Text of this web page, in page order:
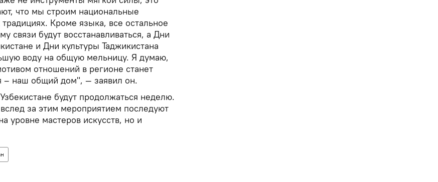
что мы строим национальные
Кроме языка, все остальное
связи будут восстанавливаться, а Дни
и Дни культуры Таджикистана
воду на общую мельницу. Я думаю,
отношений в регионе станет
– наш общий дом", — заявил он.
будут продолжаться неделю.
за этим мероприятием последуют
уровне мастеров искусств, но и